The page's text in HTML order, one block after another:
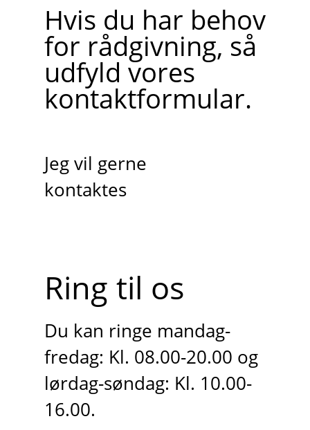
Hvis du har behov
for rådgivning, så
udfyld vores
kontaktformular.
Jeg vil gerne
kontaktes
Ring til os
Du kan ringe mandag-
fredag: Kl. 08.00-20.00 og
lørdag-søndag: Kl. 10.00-
16.00.